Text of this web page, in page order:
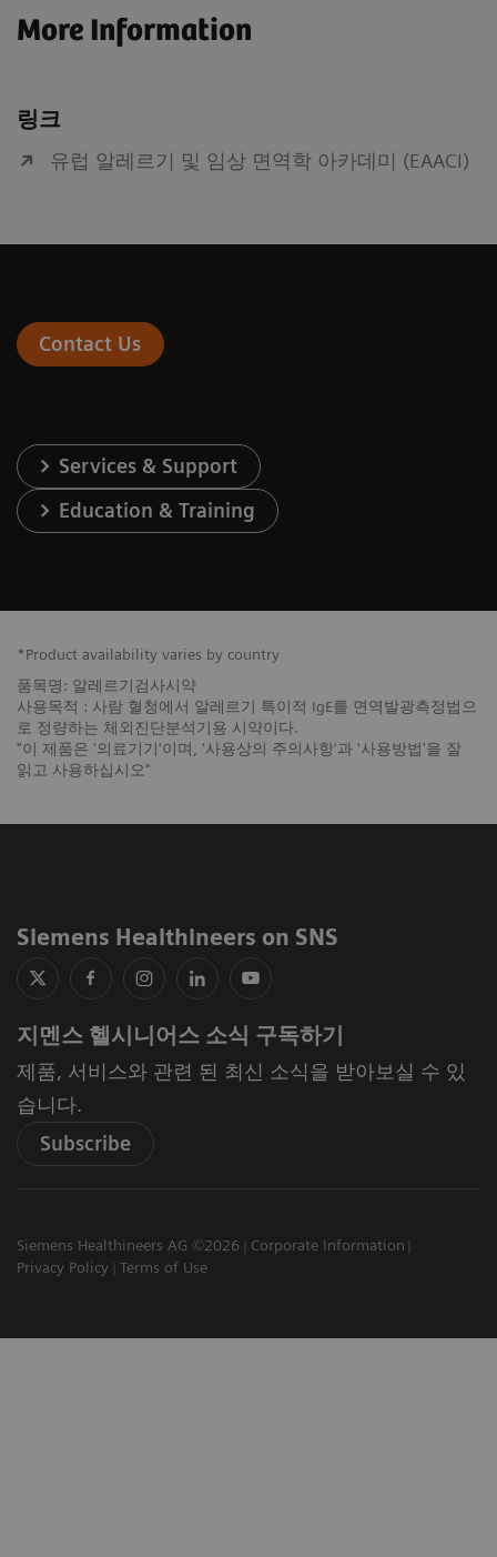
More Information
링크
유럽 알레르기 및 임상 면역학 아카데미 (EAACI)
Contact Us
Services & Support
Education & Training
*Product availability varies by country
품목명: 알레르기검사시약
사용목적 : 사람 혈청에서 알레르기 특이적 IgE를 면역발광측정법으
로 정량하는 체외진단분석기용 시약이다.
"이 제품은 '의료기기'이며, '사용상의 주의사항'과 '사용방법'을 잘
읽고 사용하십시오"
Siemens Healthineers on SNS
지멘스 헬시니어스 소식 구독하기
제품, 서비스와 관련 된 최신 소식을 받아보실 수 있
습니다.
Subscribe
Siemens Healthineers AG ©2026
Corporate Information
Privacy Policy
Terms of Use